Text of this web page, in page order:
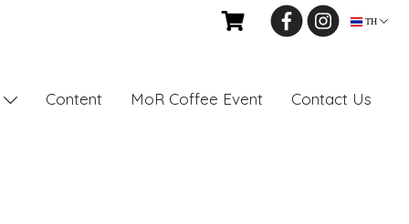
TH
Content MoR Coffee Event Contact Us